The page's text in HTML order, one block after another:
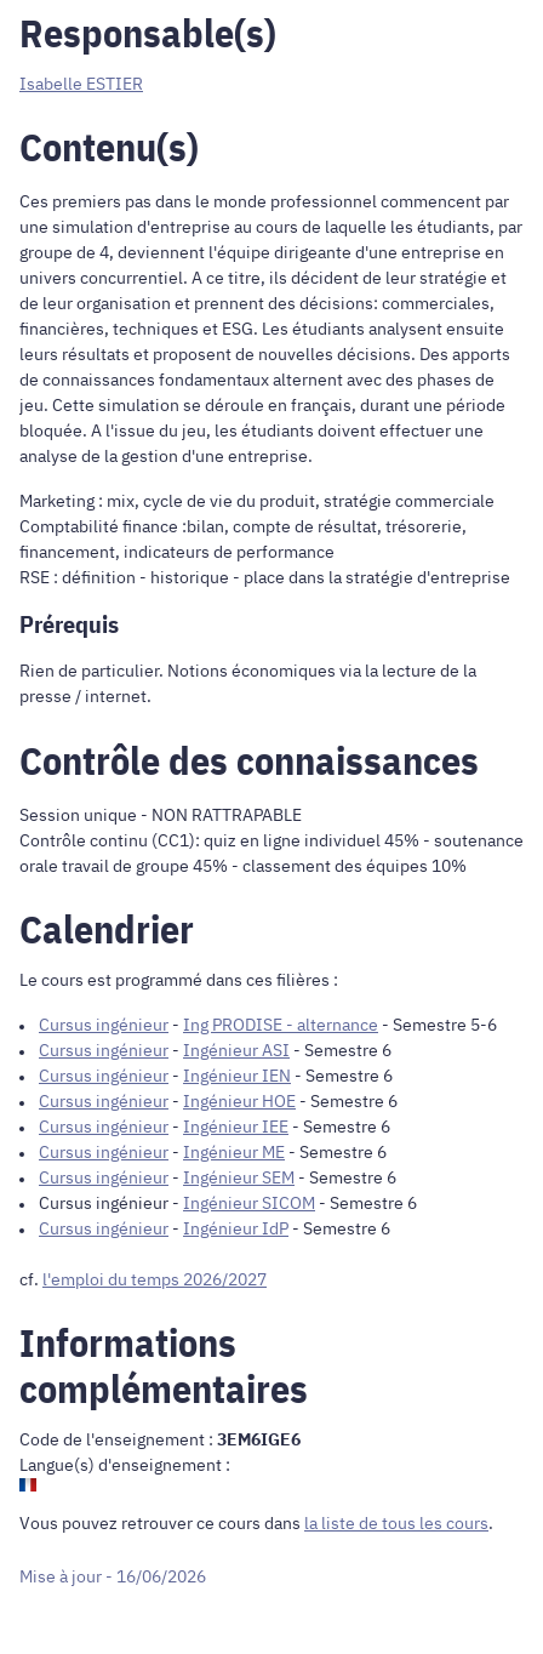
Responsable(s)
Isabelle ESTIER
Contenu(s)
Ces premiers pas dans le monde professionnel commencent par
une simulation d'entreprise au cours de laquelle les étudiants, par
groupe de 4, deviennent l'équipe dirigeante d'une entreprise en
univers concurrentiel. A ce titre, ils décident de leur stratégie et
de leur organisation et prennent des décisions: commerciales,
financières, techniques et ESG. Les étudiants analysent ensuite
leurs résultats et proposent de nouvelles décisions. Des apports
de connaissances fondamentaux alternent avec des phases de
jeu. Cette simulation se déroule en français, durant une période
bloquée. A l'issue du jeu, les étudiants doivent effectuer une
analyse de la gestion d'une entreprise.
Marketing : mix, cycle de vie du produit, stratégie commerciale
Comptabilité finance :bilan, compte de résultat, trésorerie,
financement, indicateurs de performance
RSE : définition - historique - place dans la stratégie d'entreprise
Prérequis
Rien de particulier. Notions économiques via la lecture de la
presse / internet.
Contrôle des connaissances
Session unique - NON RATTRAPABLE
Contrôle continu (CC1): quiz en ligne individuel 45% - soutenance
orale travail de groupe 45% - classement des équipes 10%
Calendrier
Le cours est programmé dans ces filières :
Cursus ingénieur - Ing PRODISE - alternance - Semestre 5-6
Cursus ingénieur - Ingénieur ASI - Semestre 6
Cursus ingénieur - Ingénieur IEN - Semestre 6
Cursus ingénieur - Ingénieur HOE - Semestre 6
Cursus ingénieur - Ingénieur IEE - Semestre 6
Cursus ingénieur - Ingénieur ME - Semestre 6
Cursus ingénieur - Ingénieur SEM - Semestre 6
Cursus ingénieur - Ingénieur SICOM - Semestre 6
Cursus ingénieur - Ingénieur IdP - Semestre 6
cf. l'emploi du temps 2026/2027
Informations
complémentaires
Code de l'enseignement : 3EM6IGE6
Langue(s) d'enseignement :
Vous pouvez retrouver ce cours dans la liste de tous les cours.
Mise à jour - 16/06/2026